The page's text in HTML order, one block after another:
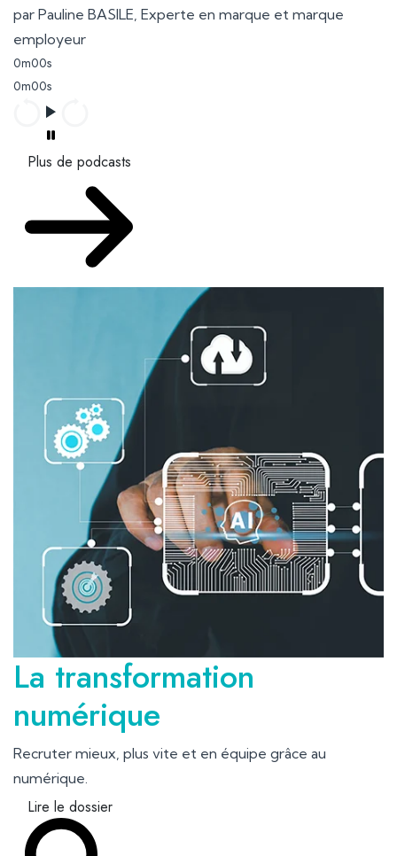
par Pauline BASILE, Experte en marque et marque
employeur
0m00s
0m00s
Plus de podcasts
La transformation
numérique
Recruter mieux, plus vite et en équipe grâce au
numérique.
Lire le dossier